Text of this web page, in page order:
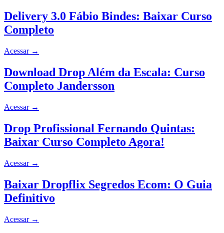
Delivery 3.0 Fábio Bindes: Baixar Curso
Completo
Acessar →
Download Drop Além da Escala: Curso
Completo Jandersson
Acessar →
Drop Profissional Fernando Quintas:
Baixar Curso Completo Agora!
Acessar →
Baixar Dropflix Segredos Ecom: O Guia
Definitivo
Acessar →